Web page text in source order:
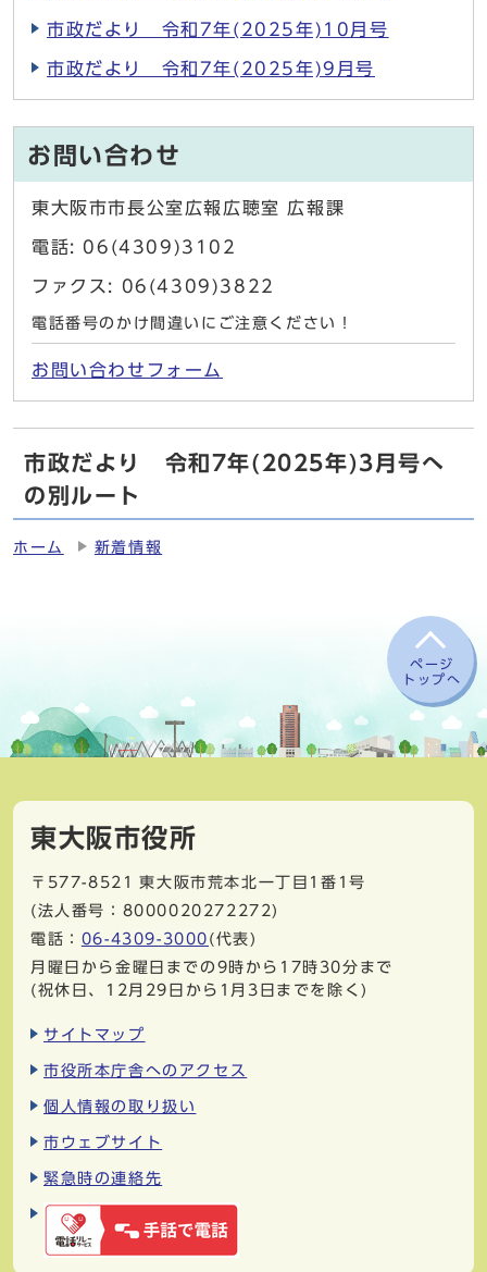
市政だより 令和7年(2025年)10月号
市政だより 令和7年(2025年)9月号
お問い合わせ
東大阪市市長公室広報広聴室 広報課
電話: 06(4309)3102
ファクス: 06(4309)3822
電話番号のかけ間違いにご注意ください！
お問い合わせフォーム
市政だより 令和7年(2025年)3月号へ
の別ルート
ホーム 新着情報
ページ
トップへ
東大阪市役所
〒577-8521
東大阪市荒本北一丁目1番1号
(法人番号：8000020272272)
電話： 06-4309-3000 (代表)
月曜日から金曜日までの9時から17時30分まで
(祝休日、12月29日から1月3日までを除く)
サイトマップ
市役所本庁舎へのアクセス
個人情報の取り扱い
市ウェブサイト
緊急時の連絡先